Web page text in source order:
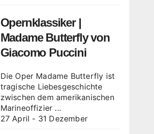
Opernklassiker |
Madame Butterfly von
Giacomo Puccini
Die Oper Madame Butterfly ist
tragische Liebesgeschichte
zwischen dem amerikanischen
Marineoffizier ...
27 April - 31 Dezember